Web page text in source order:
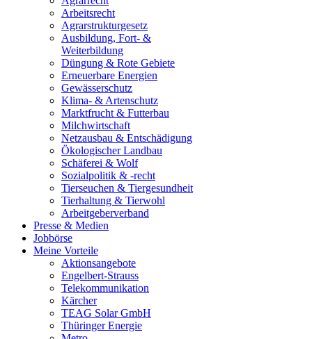
Arbeitsrecht
Agrarstrukturgesetz
Ausbildung, Fort- &
Weiterbildung
Düngung & Rote Gebiete
Erneuerbare Energien
Gewässerschutz
Klima- & Artenschutz
Marktfrucht & Futterbau
Milchwirtschaft
Netzausbau & Entschädigung
Ökologischer Landbau
Schäferei & Wolf
Sozialpolitik & -recht
Tierseuchen & Tiergesundheit
Tierhaltung & Tierwohl
Arbeitgeberverband
Presse & Medien
Jobbörse
Meine Vorteile
Aktionsangebote
Engelbert-Strauss
Telekommunikation
Kärcher
TEAG Solar GmbH
Thüringer Energie